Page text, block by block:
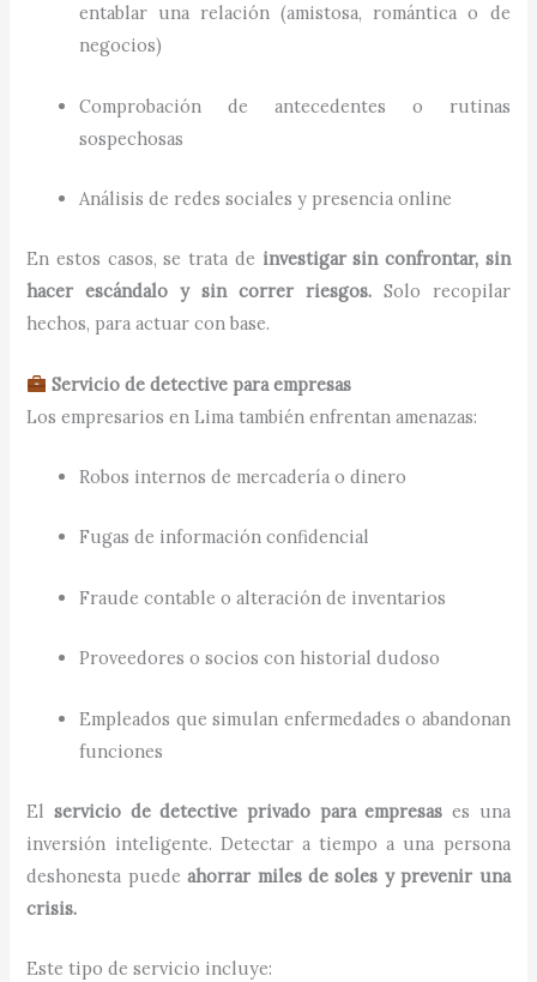
entablar una relación (amistosa, romántica o de
negocios)
Comprobación de antecedentes o rutinas
sospechosas
Análisis de redes sociales y presencia online
En estos casos, se trata de investigar sin confrontar, sin
hacer escándalo y sin correr riesgos.Solo recopilar
hechos, para actuar con base.
Servicio de detective para empresas
Los empresarios en Lima también enfrentan amenazas:
Robos internos de mercadería o dinero
Fugas de información confidencial
Fraude contable o alteración de inventarios
Proveedores o socios con historial dudoso
Empleados que simulan enfermedades o abandonan
funciones
Elservicio de detective privado para empresas es una
inversión inteligente. Detectar a tiempo a una persona
deshonesta puedeahorrar miles de soles y prevenir una
crisis.
Este tipo de servicio incluye: